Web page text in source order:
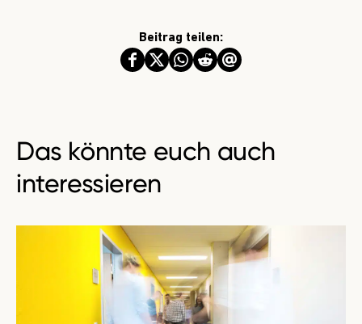
Beitrag teilen:
Das könnte euch auch
interessieren